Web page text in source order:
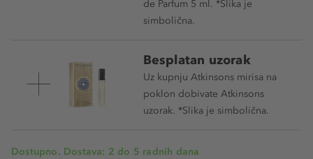
de Parfum 5 ml. *Slika je
simbolična.
Besplatan uzorak
Uz kupnju Atkinsons mirisa na
poklon dobivate Atkinsons
uzorak. *Slika je simbolična.
Dostupno. Dostava: 2 do 5 radnih dana